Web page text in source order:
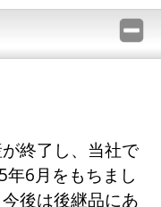
終了し、当社で
6月をもちまし
後は後継品にあ